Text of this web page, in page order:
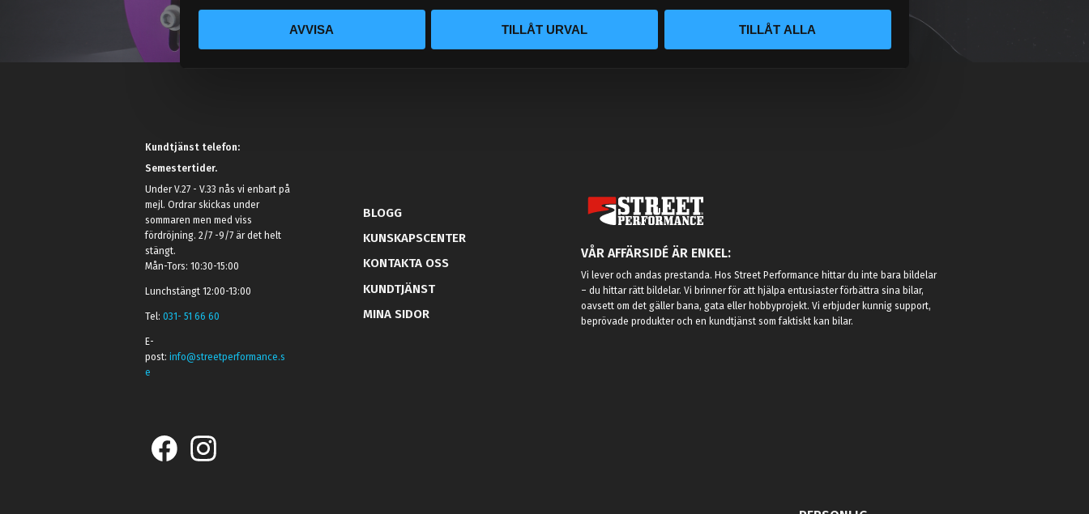
c
k
AVVISA TILLÅT URVAL TILLÅT ALLA
Kundtjänst telefon:
Semestertider.
Under V.27 - V.33 nås vi enbart på
mejl. Ordrar skickas under
sommaren men med viss
fördröjning. 2/7 -9/7 är det helt
stängt.
Mån-Tors: 10:30-15:00
Lunchstängt 12:00-13:00
Tel:031- 51 66 60
E-
post:info@streetperformance.s
e
BLOGG
KUNSKAPSCENTER
KONTAKTA OSS
KUNDTJÄNST
MINA SIDOR
VÅR AFFÄRSIDÉ ÄR ENKEL:
Vi lever och andas prestanda. Hos Street Performance hittar du inte bara bildelar
– du hittar rätt bildelar. Vi brinner för att hjälpa entusiaster förbättra sina bilar,
oavsett om det gäller bana, gata eller hobbyprojekt. Vi erbjuder kunnig support,
beprövade produkter och en kundtjänst som faktiskt kan bilar.